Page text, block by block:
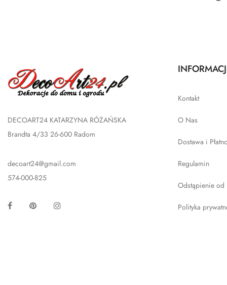
DECOART24 KATARZYNA RÓŻAŃSKA
Brandta 4/33 26-600 Radom
decoart24@gmail.com
574-000-825
Facebook Pinterest
Kontakt
O Nas
Dostawa i
Regulamin
Odstąpienie od
Polityka